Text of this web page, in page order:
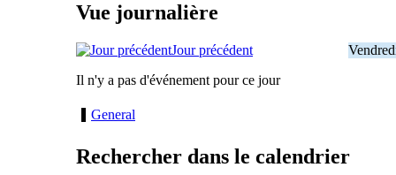
Vue journalière
Jour précédent
Il n'y a pas d'événement pour ce jour
General
Rechercher dans le calendrier